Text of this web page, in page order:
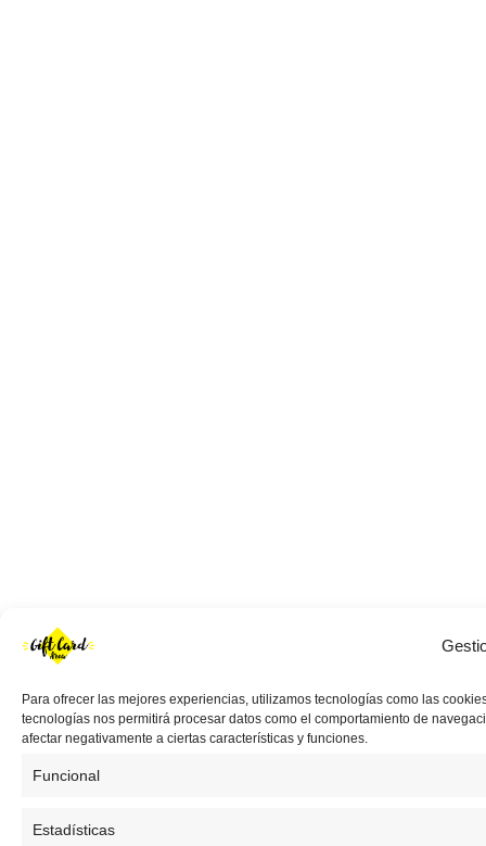
Para ofrecer las mejores experiencias, utilizamos tecnologías como las
tecnologías nos permitirá procesar datos como el comportamiento de
afectar negativamente a ciertas características y funciones.
Funcional
Estadísticas